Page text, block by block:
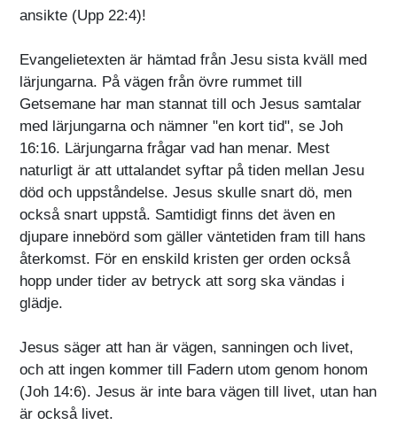
ansikte (Upp 22:4)!
Evangelietexten är hämtad från Jesu sista kväll med
lärjungarna. På vägen från övre rummet till
Getsemane har man stannat till och Jesus samtalar
med lärjungarna och nämner "en kort tid", se Joh
16:16. Lärjungarna frågar vad han menar. Mest
naturligt är att uttalandet syftar på tiden mellan Jesu
död och uppståndelse. Jesus skulle snart dö, men
också snart uppstå. Samtidigt finns det även en
djupare innebörd som gäller väntetiden fram till hans
återkomst. För en enskild kristen ger orden också
hopp under tider av betryck att sorg ska vändas i
glädje.
Jesus säger att han är vägen, sanningen och livet,
och att ingen kommer till Fadern utom genom honom
(Joh 14:6). Jesus är inte bara vägen till livet, utan han
är också livet.